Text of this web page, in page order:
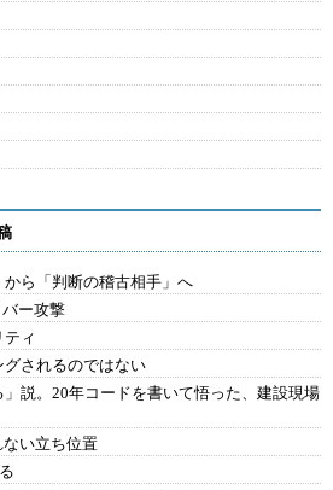
ら「判断の稽古相手」へ
ー攻撃
ィ
されるのではない
」説。20年コードを書いて悟った、建設現場
い立ち位置